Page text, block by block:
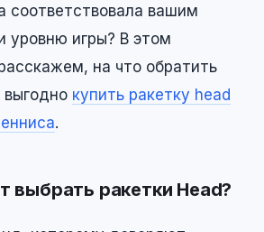
соответствовала вашим
уровню игры? В этом
на что обратить
выгодно купить ракетку head
.
выбрать ракетки Head?